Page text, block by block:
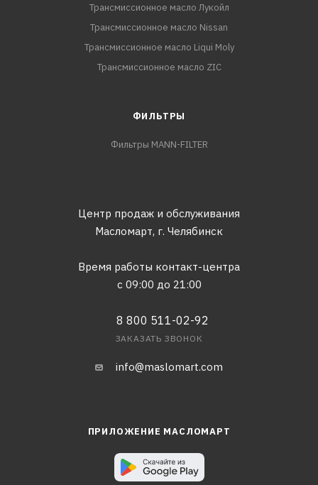
Трансмиссионное масло Лукойл
Трансмиссионное масло Nissan
Трансмиссионное масло Liqui Moly
Трансмиссионное масло ZIC
ФИЛЬТРЫ
Фильтры MANN-FILTER
Центр продаж и обслуживания
Масломарт, г. Челябинск
Время работы контакт-центра
с 09:00 до 21:00
8 800 511-02-92
ЗАКАЗАТЬ ЗВОНОК
info@maslomart.com
ПРИЛОЖЕНИЕ МАСЛОМАРТ